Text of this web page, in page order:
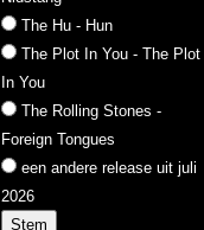
The Hu - Hun
The Plot In You - The Plot
In You
The Rolling Stones -
Foreign Tongues
een andere release uit juli
2026